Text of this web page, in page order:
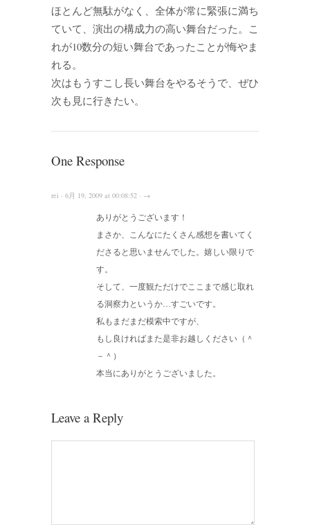
ほとんど無駄がなく、全体が常に緊張に満ち
ていて、演出の構成力の高い舞台だった。こ
れが10数分の短い舞台であったことが悔やま
れる。
次はもうすこし長い舞台をやるそうで、ぜひ
次も見に行きたい。
One Response
rei · 6月 19, 2009 at 00:08:52 · →
ありがとうございます！
まさか、こんなにたくさん感想を書いてく
ださると思いませんでした。嬉しい限りで
す。
そして、一度観ただけでここまで感じ取れ
る洞察力というか…すごいです。
私もまだまだ模索中ですが、
もし良ければまた是非お越しください（＾
－＾）
本当にありがとうございました。
Leave a Reply